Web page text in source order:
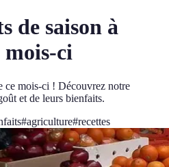
de saison à
mois-ci
ce mois-ci ! Découvrez notre
et de leurs bienfaits.
#agriculture#recettes